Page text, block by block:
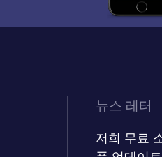
뉴스 레터
저희 무료